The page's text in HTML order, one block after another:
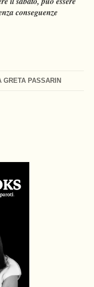
GRETA PASSARIN
conseguenze